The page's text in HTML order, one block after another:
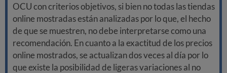
OCU con criterios objetivos, si bien no todas las tiendas
online mostradas están analizadas por lo que, el hecho
de que se muestren, no debe interpretarse como una
recomendación. En cuanto a la exactitud de los precios
online mostrados, se actualizan dos veces al día por lo
que existe la posibilidad de ligeras variaciones al no